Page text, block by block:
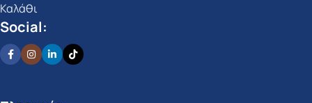
Καλάθι
Social: